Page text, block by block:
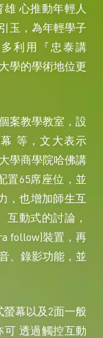
心推動年輕人
玉，為年輕學子
利用『忠泰講
學的學術地位更
案教學教室，設
等，文大表示
學商學院哈佛講
置65席座位，並
，也增加師生互
動式的討論，
follow)裝置，再
、錄影功能，並
螢幕以及2面一般
透過觸控互動